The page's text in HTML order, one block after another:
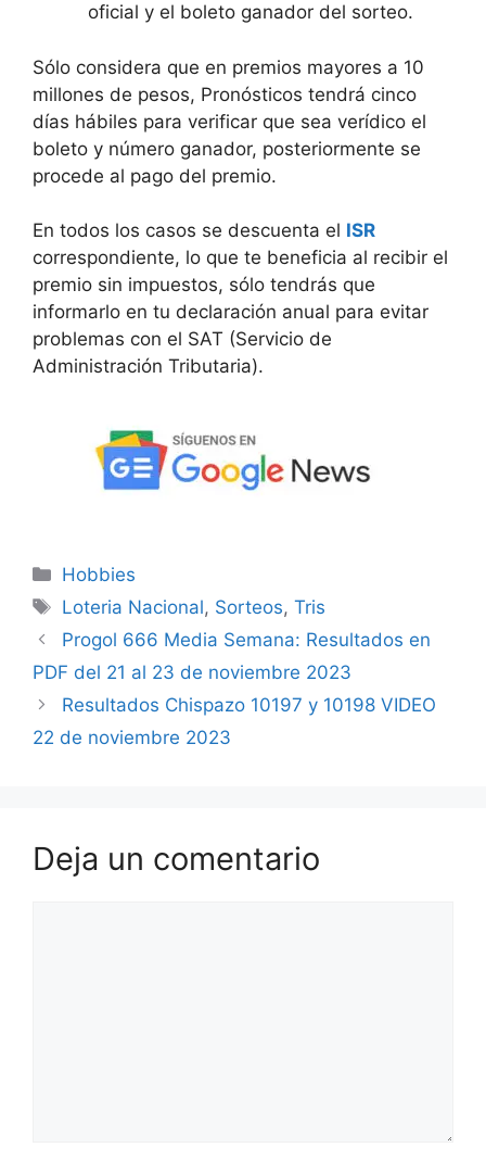
oficial y el boleto ganador del sorteo.
Sólo considera que en premios mayores a 10
millones de pesos, Pronósticos tendrá cinco
días hábiles para verificar que sea verídico el
boleto y número ganador, posteriormente se
procede al pago del premio.
En todos los casos se descuenta el ISR
correspondiente, lo que te beneficia al recibir el
premio sin impuestos, sólo tendrás que
informarlo en tu declaración anual para evitar
problemas con el SAT (Servicio de
Administración Tributaria).
Categorías
Hobbies
Etiquetas
Loteria Nacional, Sorteos,Tris
Progol 666 Media Semana: Resultados en
PDF del 21 al 23 de noviembre 2023
Resultados Chispazo 10197 y 10198 VIDEO
22 de noviembre 2023
Deja un comentario